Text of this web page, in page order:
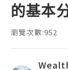
的基本
瀏覽次數:952